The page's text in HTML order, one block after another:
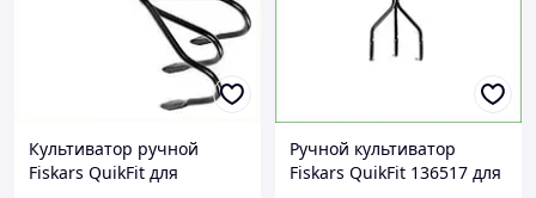
Культиватор ручной
Fiskars QuikFit для
Ручной культиватор
Fiskars QuikFit 136517 для